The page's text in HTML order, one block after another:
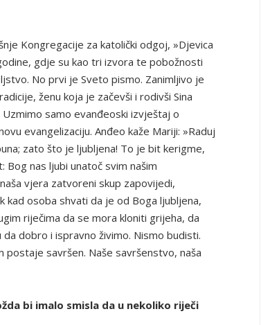
Kongregacije za katolički odgoj, »Djevica
gdje su kao tri izvora te pobožnosti
No prvi je Sveto pismo. Zanimljivo je
ženu koja je začevši i rodivši Sina
samo evanđeoski izvještaj o
evangelizaciju. Anđeo kaže Mariji: »Raduj
zato što je ljubljena! To je bit kerigme,
nas ljubi unatoč svim našim
vjera zatvoreni skup zapovijedi,
kad osoba shvati da je od Boga ljubljena,
riječima da se mora kloniti grijeha, da
dobro i ispravno živimo. Nismo budisti.
savršen. Naše savršenstvo, naša
bi imalo smisla da u nekoliko riječi